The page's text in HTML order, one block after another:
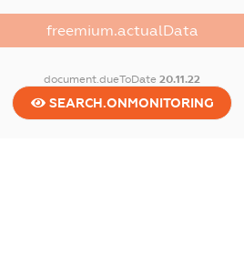
freemium.actualData
document.dueToDate20.11.22
SEARCH.ONMONITORING